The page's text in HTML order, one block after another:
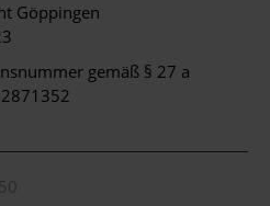
Göppingen
gemäß § 27 a